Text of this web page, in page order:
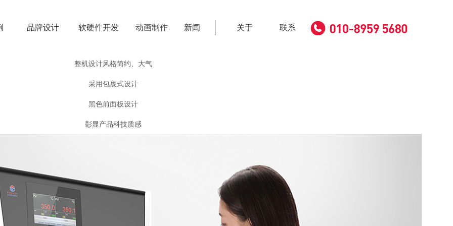
品牌设计 软硬件开发 动画制作 新闻 关于 联系
整机设计风格简约、大气
采用包裹式设计
黑色前面板设计
彰显产品科技质感